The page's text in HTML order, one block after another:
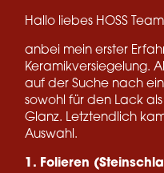
Hallo liebes HOSS
anbei mein erster
Keramikversiegelung.
auf der Suche nach
sowohl für den Lack
Glanz. Letztendlich
Auswahl.
1. Folieren